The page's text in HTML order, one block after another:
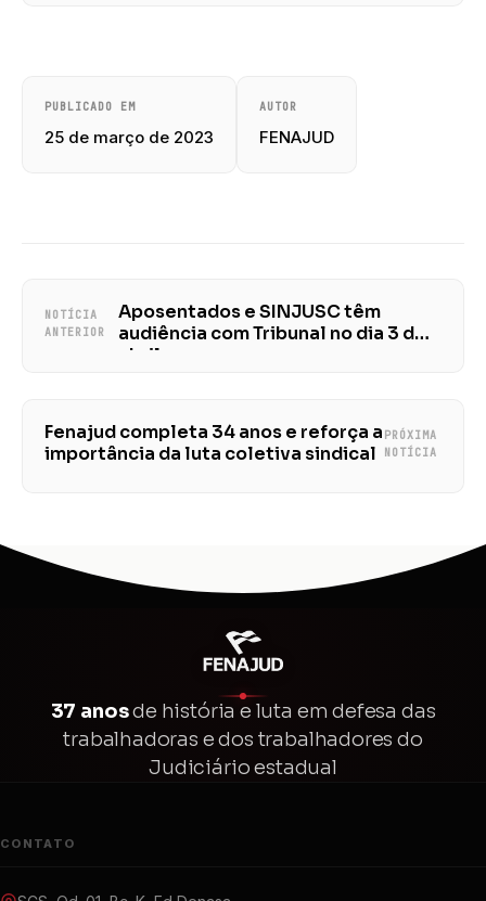
PUBLICADO EM
25 de março de 2023
AUTOR
FENAJUD
NOTÍCIA
ANTERIOR
Aposentados e SINJUSC têm
audiência com Tribunal no dia 3 de
abril
Fenajud completa 34 anos e reforça a
importância da luta coletiva sindical
PRÓXIMA
NOTÍCIA
37 anosde história e luta em defesa das
trabalhadoras e dos trabalhadores do
Judiciário estadual
CONTATO